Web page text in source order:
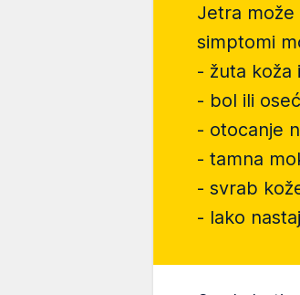
Jetra može
simptomi
- žuta koža
- bol ili
- otocanje
- tamna
- svrab
- lako